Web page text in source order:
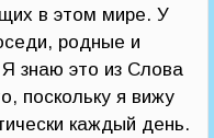
в этом мире. У
родные и
знаю это из Слова
поскольку я вижу
каждый день.